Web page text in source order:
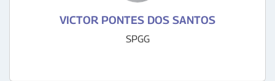
VICTOR PONTES DOS SANTOS
SPGG